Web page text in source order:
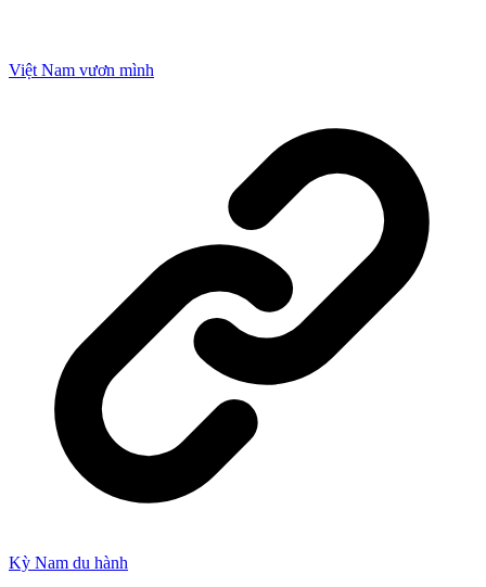
Việt Nam vươn mình
Kỳ Nam du hành